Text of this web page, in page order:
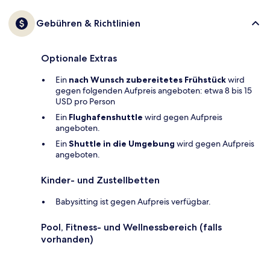
Gebühren & Richtlinien
Optionale Extras
Ein nach Wunsch zubereitetes Frühstückwird
gegen folgenden Aufpreis angeboten: etwa 8 bis 15
USD pro Person
Ein Flughafenshuttle wird gegen Aufpreis
angeboten.
EinShuttle in die Umgebung wird gegen Aufpreis
angeboten.
Kinder- und Zustellbetten
Babysitting ist gegen Aufpreis verfügbar.
Pool, Fitness- und Wellnessbereich (falls
vorhanden)